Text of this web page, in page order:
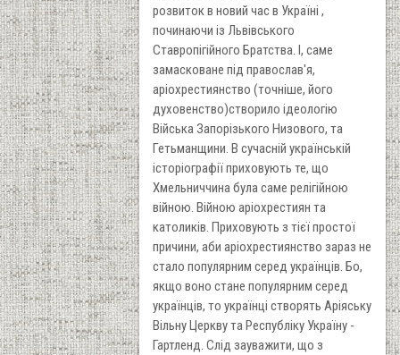
розвиток в новий час в Україні ,
починаючи із Львівського
Ставропігійного Братства. І, саме
замасковане під православ'я,
аріохрестиянство (точніше, його
духовенство)створило ідеологію
Війська Запорізького Низового, та
Гетьманщини. В сучасній українській
історіографії приховують те, що
Хмельниччина була саме релігійною
війною. Війною аріохрестиян та
католиків. Приховують з тієї простої
причини, аби аріохрестиянство зараз не
стало популярним серед українців. Бо,
якщо воно стане популярним серед
українців, то українці створять Аріяську
Вільну Церкву та Республіку Україну -
Гартленд. Слід зауважити, що з